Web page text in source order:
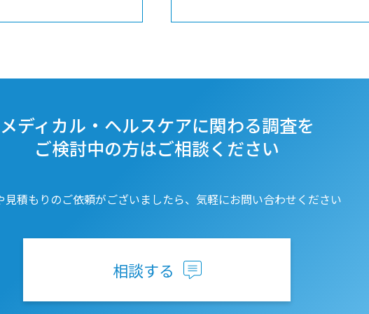
メディカル・ヘルスケアに関わる調査を
ご検討中の方はご相談ください
見積もりのご依頼がございましたら、気軽にお問い合わせください
相談する